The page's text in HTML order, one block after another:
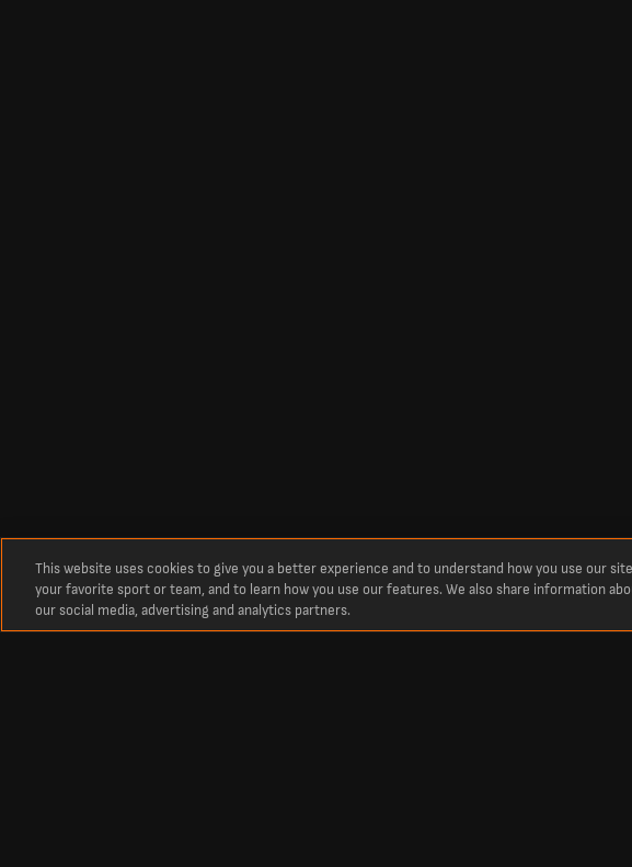
This website uses cookies to give you a better experience and to understand how you use our
your favorite sport or team, and to learn how you use our features. We also share information
our social media, advertising and analytics partners.